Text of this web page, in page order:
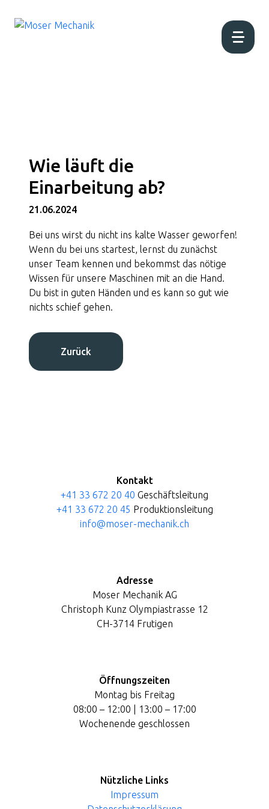
Über uns
Produktion
Produkte
Qualitätssicherung
moser precision stop
Jobs
Wie läuft die
Einarbeitung ab?
21.06.2024
Bei uns wirst du nicht ins kalte Wasser geworfen!
Wenn du bei uns startest, lernst du zunächst
unser Team kennen und bekommst das nötige
Wissen für unsere Maschinen mit an die Hand.
Du bist in guten Händen und es kann so gut wie
nichts schief gehen.
Zurück
Kontakt
+41 33 672 20 40 Geschäftsleitung
+41 33 672 20 45 Produktionsleitung
info@moser-mechanik.ch
Adresse
Moser Mechanik AG
Christoph Kunz Olympiastrasse 12
CH-3714 Frutigen
Öffnungszeiten
Montag bis Freitag
08:00 – 12:00 | 13:00 – 17:00
Wochenende geschlossen
Nützliche Links
Impressum